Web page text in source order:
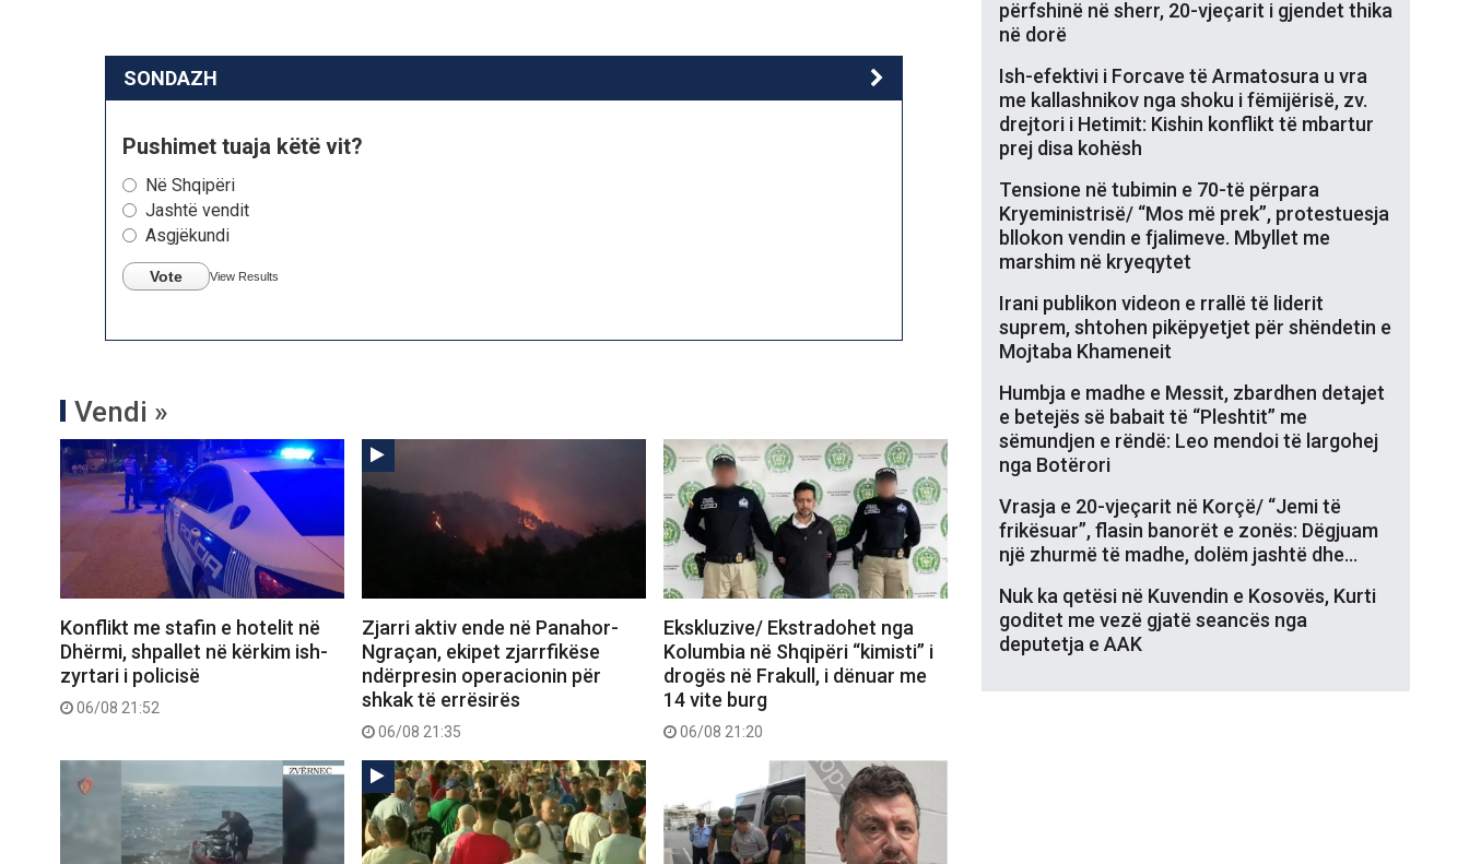
SONDAZH
Pushimet tuaja këtë vit?
Në Shqipëri
Jashtë vendit
Asgjëkundi
Vote View Results
Vendi »
Konflikt me stafin e hotelit në
Dhërmi, shpallet në kërkim ish-
zyrtari i policisë
06/08 21:52
Zjarri aktiv ende në Panahor-
Ngraçan, ekipet zjarrfikëse
ndërpresin operacionin për
shkak të errësirës
06/08 21:35
Ekskluzive/ Ekstradohet nga
Kolumbia në Shqipëri “kimisti” i
drogës në Frakull, i dënuar me
14 vite burg
06/08 21:20
përfshinë në sherr, 20-vjeçarit i gjendet thika
në dorë
Ish-efektivi i Forcave të Armatosura u vra
me kallashnikov nga shoku i fëmijërisë, zv.
drejtori i Hetimit: Kishin konflikt të mbartur
prej disa kohësh
Tensione në tubimin e 70-të përpara
Kryeministrisë/ “Mos më prek”, protestuesja
bllokon vendin e fjalimeve. Mbyllet me
marshim në kryeqytet
Irani publikon videon e rrallë të liderit
suprem, shtohen pikëpyetjet për shëndetin e
Mojtaba Khameneit
Humbja e madhe e Messit, zbardhen detajet
e betejës së babait të “Pleshtit” me
sëmundjen e rëndë: Leo mendoi të largohej
nga Botërori
Vrasja e 20-vjeçarit në Korçë/ “Jemi të
frikësuar”, flasin banorët e zonës: Dëgjuam
një zhurmë të madhe, dolëm jashtë dhe…
Nuk ka qetësi në Kuvendin e Kosovës, Kurti
goditet me vezë gjatë seancës nga
deputetja e AAK